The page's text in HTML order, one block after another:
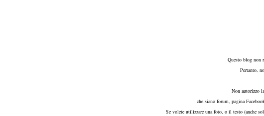
Questo blog non
Pertanto,
Non autorizzo
che siano forum, pagina
Se volete utilizzare una foto, o il testo (anche